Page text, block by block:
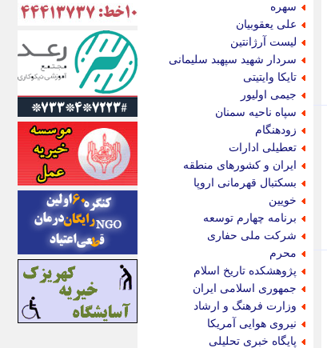
سهره
علی یعقوبیان
لیست آرژانتین
سردار شهید سپهبد سلیمانی
تایکا وایتیتی
جیمی اولیور
سپاه ناحیه سمنان
زودهنگام
تعطیلی ادارات
ایران و کشورهای منطقه
بسکتبال قهرمانی اروپا
خویین
برنامه چهارم توسعه
شرکت ملی حفاری
محرم
پژوهشکده تاریخ اسلام
جمهوری اسلامی ایران
وزارت فرهنگ و ارشاد
نیروی هوایی آمریکا
پایگاه خبری تحلیلی
ایران زندگی
ایران فوری
ایرانی روز
ایرانیتال
ایرنا
ایسکانیوز
ایسنا
ایکنا
ایلنا
اینتیتر
ایونا نیوز
بازتاب آنلاین
باشگاه خبرنگاران
باغستان نیوز
بامبوک
ببین و بخون
بدینسان
بنکر